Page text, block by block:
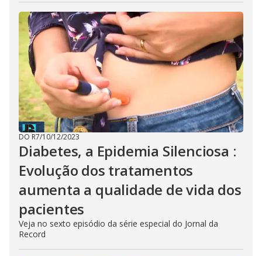
DO R7/10/12/2023
Diabetes, a Epidemia Silenciosa :
Evolução dos tratamentos
aumenta a qualidade de vida dos
pacientes
Veja no sexto episódio da série especial do Jornal da
Record